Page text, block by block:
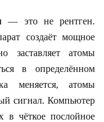
— это не рентген.
создаёт мощное
заставляет атомы
в определённом
меняется, атомы
сигнал. Компьютер
в чёткое послойное